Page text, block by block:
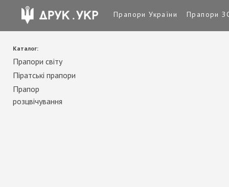
Прапори України Прапори
Каталог:
Прапори світу
Піратські прапори
Прапор
розцвічування